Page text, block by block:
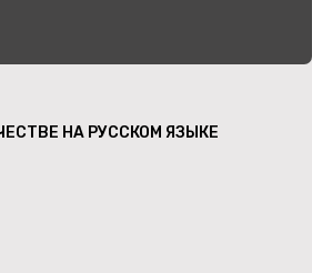
НА РУССКОМ ЯЗЫКЕ